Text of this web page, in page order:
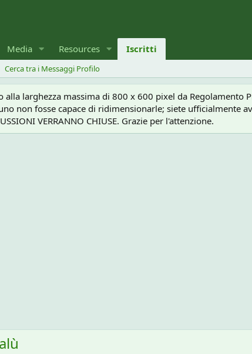
Media Resources Iscritti
Cerca tra i Messaggi Profilo
larghezza massima di 800 x 600 pixel da Regolamento
non fosse capace di ridimensionarle; siete ufficialmente
VERRANNO CHIUSE. Grazie per l'attenzione.